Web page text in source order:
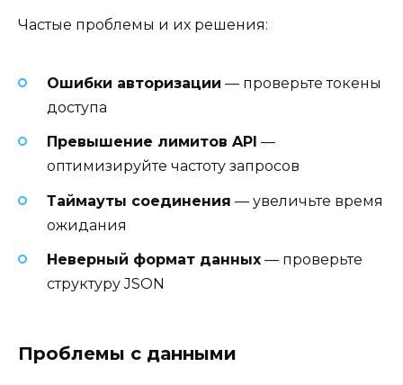
Частые проблемы и их решения:
Ошибки авторизации — проверьте токены
доступа
Превышение лимитов API —
оптимизируйте частоту запросов
Таймауты соединения — увеличьте время
ожидания
Неверный формат данных — проверьте
структуру JSON
Проблемы с данными